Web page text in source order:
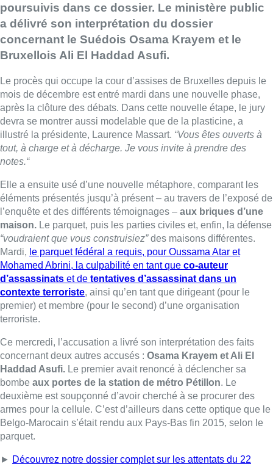
poursuivis dans ce dossier. Le ministère public
a délivré son interprétation du dossier
concernant le Suédois Osama Krayem et le
Bruxellois Ali El Haddad Asufi.
Le procès qui occupe la cour d’assises de Bruxelles depuis le
mois de décembre est entré mardi dans une nouvelle phase,
après la clôture des débats. Dans cette nouvelle étape, le jury
devra se montrer aussi modelable que de la plasticine, a
illustré la présidente, Laurence Massart. “Vous êtes ouverts à
tout, à charge et à décharge. Je vous invite à prendre des
notes.“
Elle a ensuite usé d’une nouvelle métaphore, comparant les
éléments présentés jusqu’à présent – au travers de l’exposé de
l’enquête et des différents témoignages – aux briques d’une
maison. Le parquet, puis les parties civiles et, enfin, la défense
“voudraient que vous construisiez”des maisons différentes.
Mardi, le parquet fédéral a requis, pour Oussama Atar et
Mohamed Abrini, la culpabilité en tant que co-auteur
d’assassinats et de tentatives d’assassinat dans un
contexte terroriste, ainsi qu’en tant que dirigeant (pour le
premier) et membre (pour le second) d’une organisation
terroriste.
Ce mercredi, l’accusation a livré son interprétation des faits
concernant deux autres accusés : Osama Krayem et Ali El
Haddad Asufi. Le premier avait renoncé à déclencher sa
bombe aux portes de la station de métro Pétillon. Le
deuxième est soupçonné d’avoir cherché à se procurer des
armes pour la cellule. C’est d’ailleurs dans cette optique que le
Belgo-Marocain s’était rendu aux Pays-Bas fin 2015, selon le
parquet.
► Découvrez notre dossier complet sur les attentats du 22